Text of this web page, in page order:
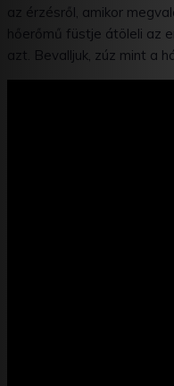
az érzésről, amikor
hőerőmű füstje átöleli az
azt. Bevalljuk, zúz mint a